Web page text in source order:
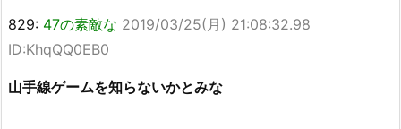
829: 47の素敵な 2019/03/25(月) 21:08:32.98
ID:KhqQQ0EB0
山手線ゲームを知らないかとみな